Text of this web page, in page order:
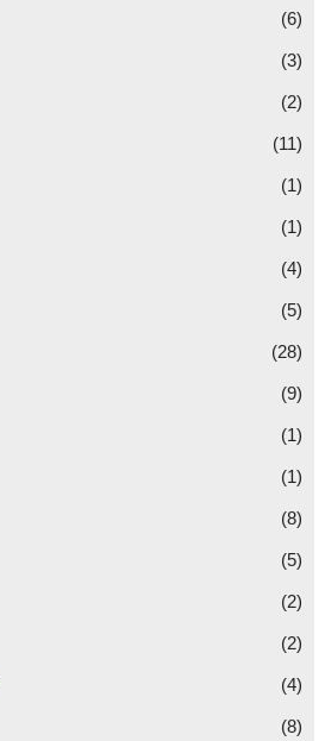
(6)
(3)
(2)
(11)
(1)
(1)
(4)
(5)
(28)
(9)
(1)
(1)
(8)
(5)
(2)
(2)
(4)
(8)